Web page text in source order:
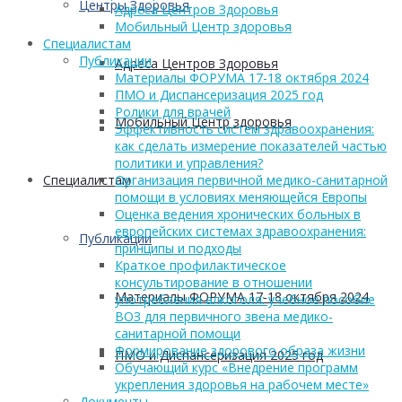
Центры Здоровья
Адреса Центров Здоровья
Мобильный Центр здоровья
Cпециалистам
Публикации
Материалы ФОРУМА 17-18 октября 2024
ПМО и Диспансеризация 2025 год
Адреса Центров Здоровья
Мобильный Центр здоровья
Cпециалистам
Публикации
Материалы ФОРУМА 17-18 октября 2024
ПМО и Диспансеризация 2025 год
Ролики для врачей
Эффективность систем здравоохранения:
как сделать измерение показателей частью
политики и управления?
Организация первичной медико-санитарной
помощи в условиях меняющейся Европы
Оценка ведения хронических больных в
европейских системах здравоохранения:
принципы и подходы
Краткое профилактическое
консультирование в отношении
употребления алкоголя: учебное пособие
ВОЗ для первичного звена медико-
санитарной помощи
Формирование здорового образа жизни
Обучающий курс «Внедрение программ
укрепления здоровья на рабочем месте»